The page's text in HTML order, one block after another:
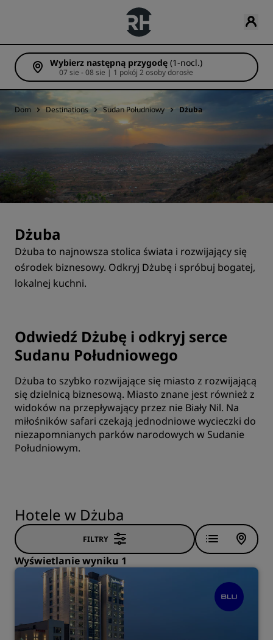
Wybierz następną przygodę (1-nocl.)
07 sie - 08 sie | 1 pokój 2 osoby dorosłe
Dom Destinations Sudan Południowy Dżuba
Dżuba
Dżuba to najnowsza stolica świata i rozwijający się
ośrodek biznesowy. Odkryj Dżubę i spróbuj bogatej,
lokalnej kuchni.
Odwiedź Dżubę i odkryj serce
Sudanu Południowego
Dżuba to szybko rozwijające się miasto z rozwijającą
się dzielnicą biznesową. Miasto znane jest również z
widoków na przepływający przez nie Biały Nil. Na
miłośników safari czekają jednodniowe wycieczki do
niezapomnianych parków narodowych w Sudanie
Południowym.
Hotele w Dżuba
FILTRY
Wyświetlanie wyniku 1